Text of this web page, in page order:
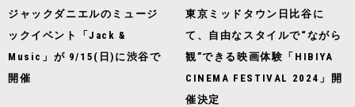
ジャックダニエルのミュージ
ックイベント「Jack &
Music」が 9/15(日)に渋谷で
開催
東京ミッドタウン日比谷に
て、自由なスタイルで“ながら
観”できる映画体験「HIBIYA
CINEMA FESTIVAL 2024」開
催決定